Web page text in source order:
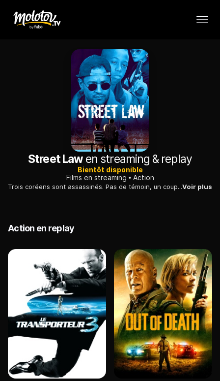
Street Law en streaming & replay
Bientôt disponible
Films en streaming
Action
Trois coréens sont assassinés. Pas de témoin, un coupable tout désigné. A peine entamée, l'enquête est déjà bouclée, l'issue du procès assurée.Voir plus
Action en replay